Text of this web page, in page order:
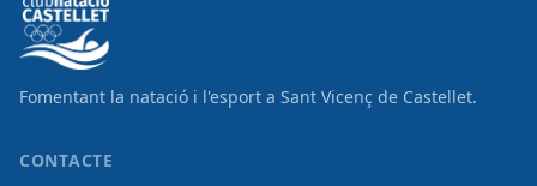
Fomentant la natació i l'esport a Sant Vicenç de Castellet.
CONTACTE